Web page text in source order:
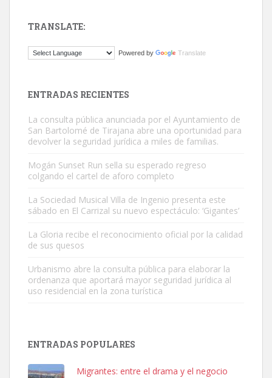
Este gato macho ha aparecido en la calle hace menos de un mes,
Adopción urgente
Busco adopción responsable para mi perra. Pastor alemán,
hembra, 4 años. Por motivos personales ...
Leales.org » Gran Canaria
TRANSLATE:
Powered by Translate
ENTRADAS RECIENTES
La consulta pública anunciada por el Ayuntamiento de
San Bartolomé de Tirajana abre una oportunidad para
devolver la seguridad jurídica a miles de familias.
Mogán Sunset Run sella su esperado regreso
colgando el cartel de aforo completo
La Sociedad Musical Villa de Ingenio presenta este
sábado en El Carrizal su nuevo espectáculo: ‘Gigantes’
La Gloria recibe el reconocimiento oficial por la calidad
de sus quesos
Urbanismo abre la consulta pública para elaborar la
ordenanza que aportará mayor seguridad jurídica al
uso residencial en la zona turística
ENTRADAS POPULARES
Migrantes: entre el drama y el negocio